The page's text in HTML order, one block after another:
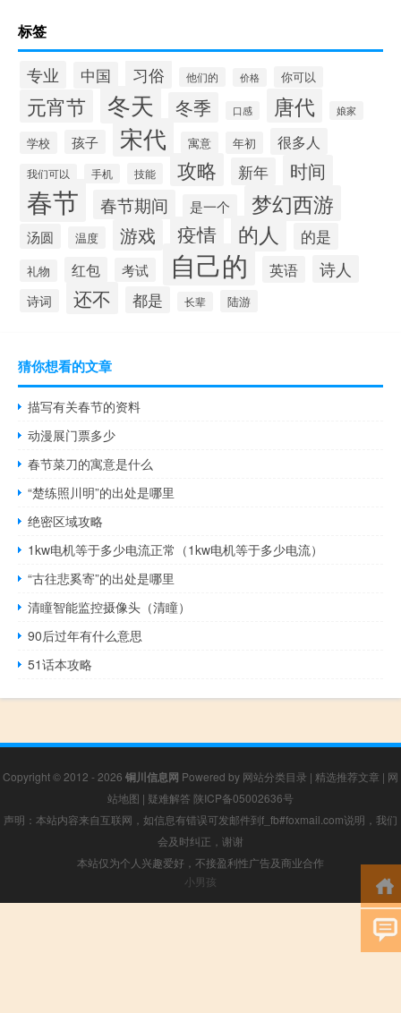
标签
专业 中国 习俗 他们的 价格 你可以
元宵节 冬天 冬季 口感 唐代 娘家
学校 孩子 宋代 寓意 年初 很多人
我们可以 手机 技能 攻略 新年 时间
春节 春节期间 是一个 梦幻西游
汤圆 温度 游戏 疫情 的人 的是
礼物 红包 考试 自己的 英语 诗人
诗词 还不 都是 长辈 陆游
猜你想看的文章
描写有关春节的资料
动漫展门票多少
春节菜刀的寓意是什么
“楚练照川明”的出处是哪里
绝密区域攻略
1kw电机等于多少电流正常（1kw电机等于多少电流）
“古往悲奚寄”的出处是哪里
清瞳智能监控摄像头（清瞳）
90后过年有什么意思
51话本攻略
Copyright © 2012 - 2026 铜川信息网 Powered by 网站分类目录 | 精选推荐文章 | 网
站地图 | 疑难解答 陕ICP备05002636号
声明：本站内容来自互联网，如信息有错误可发邮件到f_fb#foxmail.com说明，我们
会及时纠正，谢谢
本站仅为个人兴趣爱好，不接盈利性广告及商业合作
小男孩